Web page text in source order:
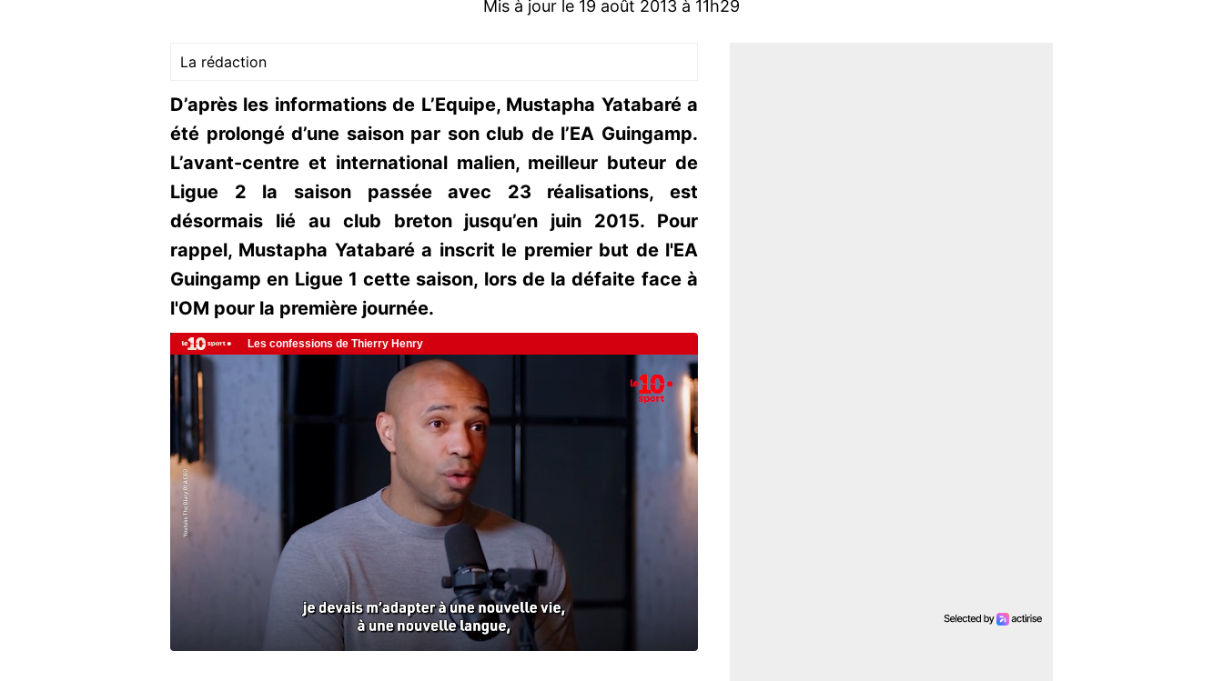
Mis à jour le 19 août 2013 à 11h29
La rédaction
D’après les informations de L’Equipe, Mustapha Yatabaré a
été prolongé d’une saison par son club de l’EA Guingamp.
L’avant-centre et international malien, meilleur buteur de
Ligue 2 la saison passée avec 23 réalisations, est
désormais lié au club breton jusqu’en juin 2015. Pour
rappel, Mustapha Yatabaré a inscrit le premier but de l'EA
Guingamp en Ligue 1 cette saison, lors de la défaite face à
l'OM pour la première journée.